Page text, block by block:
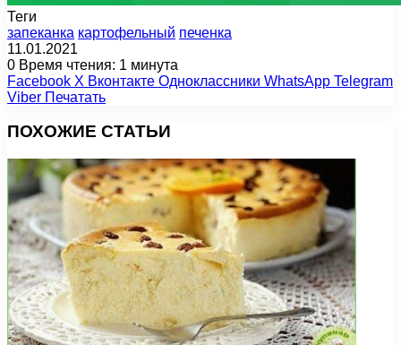
Теги
запеканка картофельный печенка
11.01.2021
0 Время чтения: 1 минута
Facebook X Вконтакте Одноклассники WhatsApp Telegram
Viber Печатать
ПОХОЖИЕ СТАТЬИ